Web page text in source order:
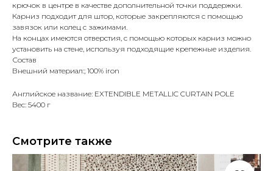
крючок в центре в качестве дополнительной точки поддержки.
Карниз подходит для штор, которые закрепляются с помощью
завязок или колец с зажимами.
На концах имеются отверстия, с помощью которых карниз можно
установить на стене, используя подходящие крепежные изделия.
Состав
Внешний материал:; 100% iron
Английское название: EXTENDIBLE METALLIC CURTAIN POLE
Вес: 5400 г
Смотрите также